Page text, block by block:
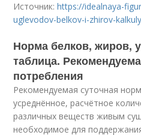
Источник:https://idealnaya-
uglevodov-belkov-i-zhirov-
Норма белков, жиров,
таблица.
потребления
Рекомендуемая суточная
усреднённое, расчётное
различных веществ живым
необходимое для